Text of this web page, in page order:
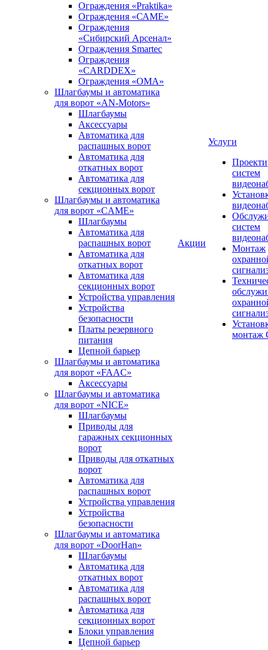
Ограждения «Praktika»
Ограждения «САМЕ»
Ограждения
«Сибирский Арсенал»
Ограждения Smartec
Ограждения
«CARDDEX»
Ограждения «ОМА»
Шлагбаумы и автоматика
для ворот «AN-Motors»
Шлагбаумы
Аксессуары
Автоматика для
распашных ворот
Автоматика для
откатных ворот
Автоматика для
секционных ворот
Шлагбаумы и автоматика
для ворот «CAME»
Шлагбаумы
Автоматика для
распашных ворот
Автоматика для
откатных ворот
Автоматика для
секционных ворот
Устройства управления
Устройства
безопасности
Платы резервного
питания
Цепной барьер
Шлагбаумы и автоматика
для ворот «FAAC»
Аксессуары
Шлагбаумы и автоматика
для ворот «NICE»
Шлагбаумы
Приводы для
гаражных секционных
ворот
Приводы для откатных
ворот
Автоматика для
распашных ворот
Устройства управления
Устройства
безопасности
Шлагбаумы и автоматика
для ворот «DoorHan»
Шлагбаумы
Автоматика для
откатных ворот
Автоматика для
распашных ворот
Автоматика для
секционных ворот
Блоки управления
Цепной барьер
Акции
Услуги
систем
систем
Монтаж
монтаж